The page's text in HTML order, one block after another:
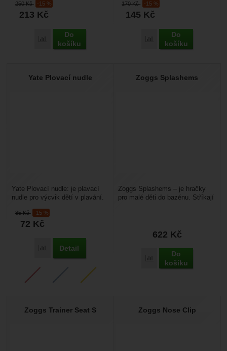
250Kč -15 %
213 Kč
Přidat 'Yate Plovací deska Chobotnice' k porovnání
Do
košíku
je primárně...
170Kč -15 %
145 Kč
Přidat 'Yate Plovací
Do
košíku
primárně určen...
Yate Plovací nudle
85Kč -15 %
72 Kč
Přidat 'Yate Plovací nudle' k porovnání
Detail
Yate Plovací nudle: je plavací
nudle pro výcvik dětí v plavání.
polyethylenu....
Zoggs Splashems
622 Kč
Přidat 'Zoggs
Do
košíku
Zoggs Splashems – je hračky
pro malé děti do bazénu. Stříkají
Zoggs Trainer Seat S Zoggs Nose Clip